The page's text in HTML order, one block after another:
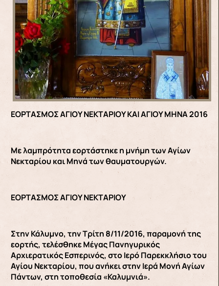
ΕΟΡΤΑΣΜΟΣ ΑΓΙΟΥ ΝΕΚΤΑΡΙΟΥ ΚΑΙ ΑΓΙΟΥ ΜΗΝΑ 2016
Με λαμπρότητα εορτάστηκε η μνήμη των Αγίων
Νεκταρίου και Μηνά των θαυματουργών.
ΕΟΡΤΑΣΜΟΣ ΑΓΙΟΥ ΝΕΚΤΑΡΙΟΥ
Στην Κάλυμνο, την Τρίτη 8/11/2016, παραμονή της
εορτής, τελέσθηκε Μέγας Πανηγυρικός
Αρχιερατικός Εσπερινός, στο Ιερό Παρεκκλήσιο του
Αγίου Νεκταρίου, που ανήκει στην Ιερά Μονή Αγίων
Πάντων, στη τοποθεσία «Καλυμνιά».